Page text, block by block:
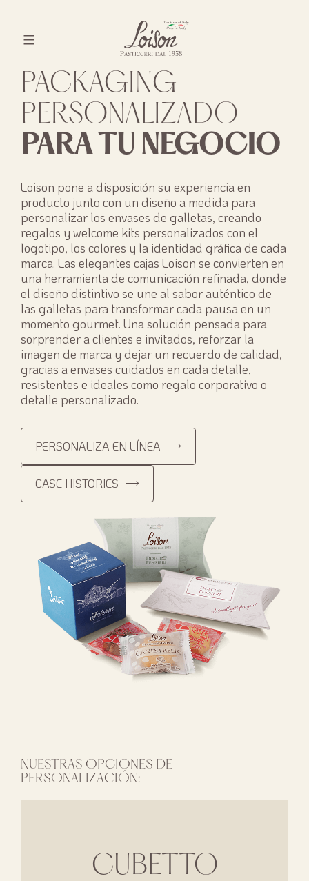
content
Loison
PACKAGING
PERSONALIZADO
PARA TU NEGOCIO
Loison pone a disposición su experiencia en
producto junto con un diseño a medida para
personalizar los envases de galletas, creando
regalos y welcome kits personalizados con el
logotipo, los colores y la identidad gráfica de cada
marca. Las elegantes cajas Loison se convierten en
una herramienta de comunicación refinada, donde
el diseño distintivo se une al sabor auténtico de
las galletas para transformar cada pausa en un
momento gourmet. Una solución pensada para
sorprender a clientes e invitados, reforzar la
imagen de marca y dejar un recuerdo de calidad,
gracias a envases cuidados en cada detalle,
resistentes e ideales como regalo corporativo o
detalle personalizado.
PERSONALIZA EN LÍNEA
CASE HISTORIES
NUESTRAS OPCIONES DE
PERSONALIZACIÓN:
CUBETTO